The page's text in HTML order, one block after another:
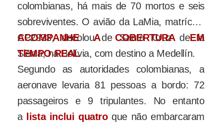
colombianas, há mais de 70 mortos e seis
sobreviventes. O avião da LaMia, matrícula
CP2933, decolou deSanta Cruz de la
Sierra, na Bolívia, com destino a Medellín.
ACOMPANHE A COBERTURA EM
TEMPO REAL
Segundo as autoridades colombianas, a
aeronave levaria 81 pessoas a bordo: 72
passageiros e 9 tripulantes. No entanto
a
lista inclui quatroque não embarcaram